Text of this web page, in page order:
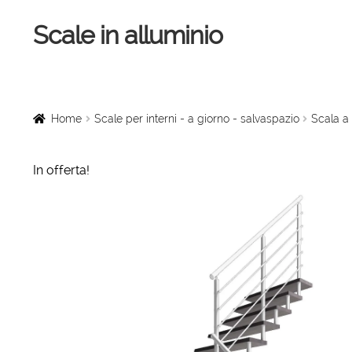
Vai
alla
Vai
al
Scale in alluminio
Scale a chiocciola
Home Scale per interni - a giorno - salvaspazio Scala a
In offerta!